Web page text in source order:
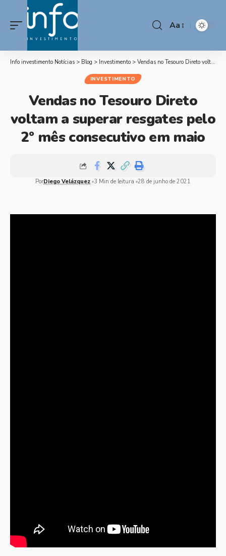
Aa
Info investimento Notícias > Blog > Investimento > Vendas no Tesouro Direto voltam a superar resgates pelo 2º mês consecutivo em maio
INVESTIMENTO
Vendas no Tesouro Direto
voltam a superar resgates pelo
2º mês consecutivo em maio
PorDiego Velázquez 3 Min de leitura 28 de junho de 2021